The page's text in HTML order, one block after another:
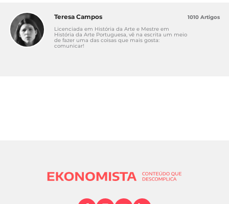
Teresa Campos
Licenciada em História da Arte e Mestre em
História da Arte Portuguesa, vê na escrita um meio
de fazer uma das coisas que mais gosta:
comunicar!
1010 Artigos